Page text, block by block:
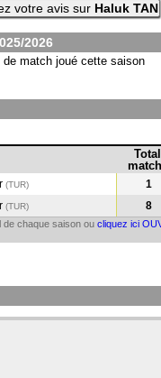
votre avis sur Haluk TAN
2026
de match joué cette saison
Total
(TUR)
1
(TUR) 8
de chaque saison ou cliquez ici